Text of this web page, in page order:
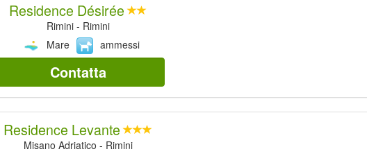
Residence Désirée
Rimini - Rimini
Mare
ammessi
Contatta
Residence Levante
Misano Adriatico - Rimini